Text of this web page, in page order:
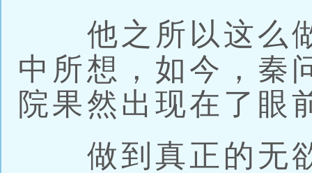
他之所以这么做
中所想，如今，秦
院果然出现在了眼
做到真正的无欲